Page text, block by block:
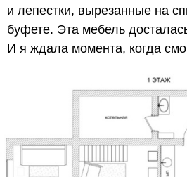
и лепестки, вырезанные на
буфете. Эта мебель
И я ждала момента, когда